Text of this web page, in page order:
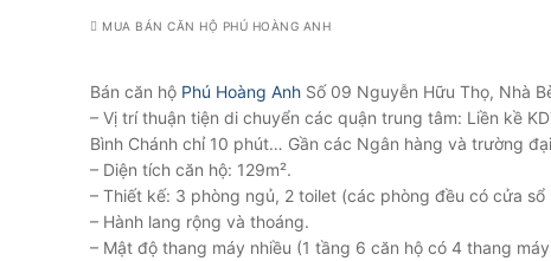
MUA BÁN CĂN HỘ PHÚ HOÀNG ANH
Bán căn hộ Phú Hoàng Anh Số 09 Nguyễn Hữu Thọ, Nhà
– Vị trí thuận tiện di chuyển các quận trung tâm: Liền kề
Bình Chánh chỉ 10 phút… Gần các Ngân hàng và trường
– Diện tích căn hộ: 129m².
– Thiết kế: 3 phòng ngủ, 2 toilet (các phòng đều có cửa sổ
– Hành lang rộng và thoáng.
– Mật độ thang máy nhiều (1 tầng 6 căn hộ có 4 thang